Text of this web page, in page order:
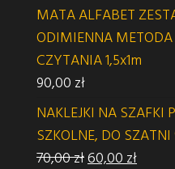
MATA ALFABET
ODIMIENNA METODA
CZYTANIA 1,5x1m
90,00 zł
NAKLEJKI NA SZAFKI
SZKOLNE, DO
70,00złPierwotna
60,00 zł